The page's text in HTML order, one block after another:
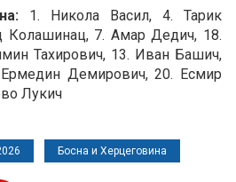
1. Никола Васил, 4. Тарик
Колашинац, 7. Амар Дедич, 18.
Тахирович, 13. Иван Башич,
Демирович, 20. Есмир
Лукич
Босна и Херцеговина